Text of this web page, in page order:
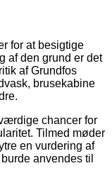
for at besigtige
af den grund er det
af Grundfos
brusekabine
chancer for
Tilmed møder
en vurdering af
anvendes til